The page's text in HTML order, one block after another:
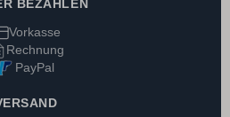
BEZAHLEN
Vorkasse
Rechnung
PayPal